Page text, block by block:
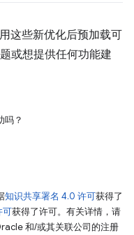
这些新优化后预加载可
或想提供任何功能建
吗？
知识共享署名 4.0 许可获得了
可获得了许可。有关详情，请
和/或其关联公司的注册